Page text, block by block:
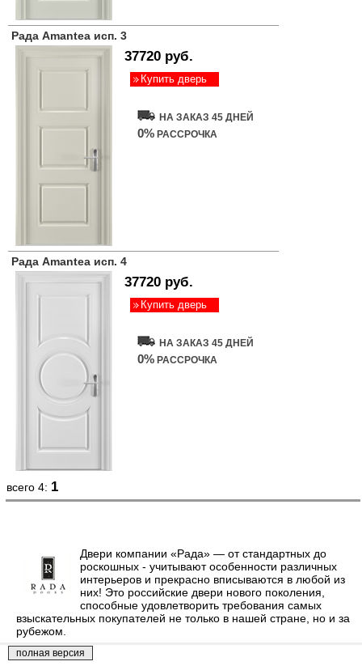
Рада Amantea исп. 3
37720 руб.
Купить дверь
НА ЗАКАЗ 45 ДНЕЙ
0% РАССРОЧКА
Рада Amantea исп. 4
37720 руб.
Купить дверь
НА ЗАКАЗ 45 ДНЕЙ
0% РАССРОЧКА
всего 4: 1
Двери компании «Рада» — от стандартных до
роскошных - учитывают особенности различных
интерьеров и прекрасно вписываются в любой из
них! Это российские двери нового поколения,
способные удовлетворить требования самых
взыскательных покупателей не только в нашей стране, но и за
рубежом.